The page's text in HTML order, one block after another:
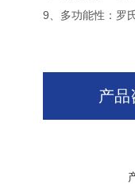
9、多功能性：罗
产品